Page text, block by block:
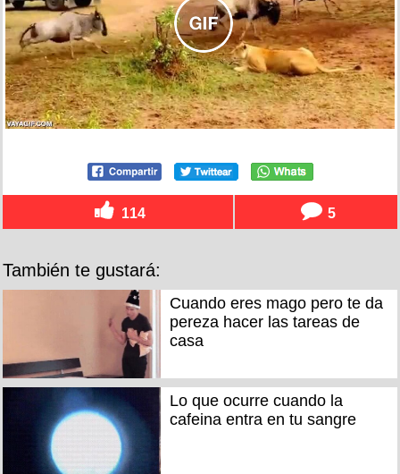
114 5
También te gustará:
Cuando eres mago pero te da
pereza hacer las tareas de
casa
Lo que ocurre cuando la
cafeina entra en tu sangre